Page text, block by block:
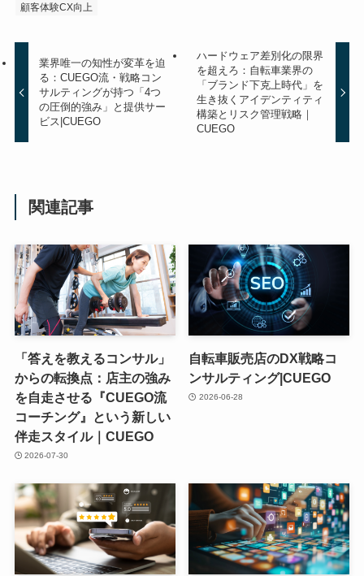
顧客体験CX向上
業界唯一の知性が変革を迫
る：CUEGO流・戦略コン
サルティングが持つ「4つ
の圧倒的強み」と提供サー
ビス|CUEGO
ハードウェア差別化の限界
を超えろ：自転車業界の
「ブランド下克上時代」を
生き抜くアイデンティティ
構築とリスク管理戦略｜
CUEGO
関連記事
「答えを教えるコンサル」
からの転換点：店主の強み
を自走させる『CUEGO流
コーチング』という新しい
伴走スタイル｜CUEGO
2026-07-30
自転車販売店のDX戦略コ
ンサルティング|CUEGO
2026-06-28